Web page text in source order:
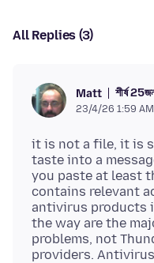
All Replies (3)
Matt শীর্ষ
23/4/26 1:59 AM
it is not a file, it is
taste into a
you paste at least
contains relevant
antivirus products
the way are the
problems, not